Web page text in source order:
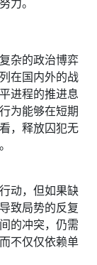
力。
杂的政治博弈
在国内外的战
进程的推进息
为能够在短期
，释放囚犯无
动，但如果缺
致局势的反复
的冲突，仍需
不仅仅依赖单